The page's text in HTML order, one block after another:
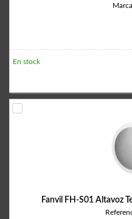
En stock
Fanvil FH-S01 Altavoz